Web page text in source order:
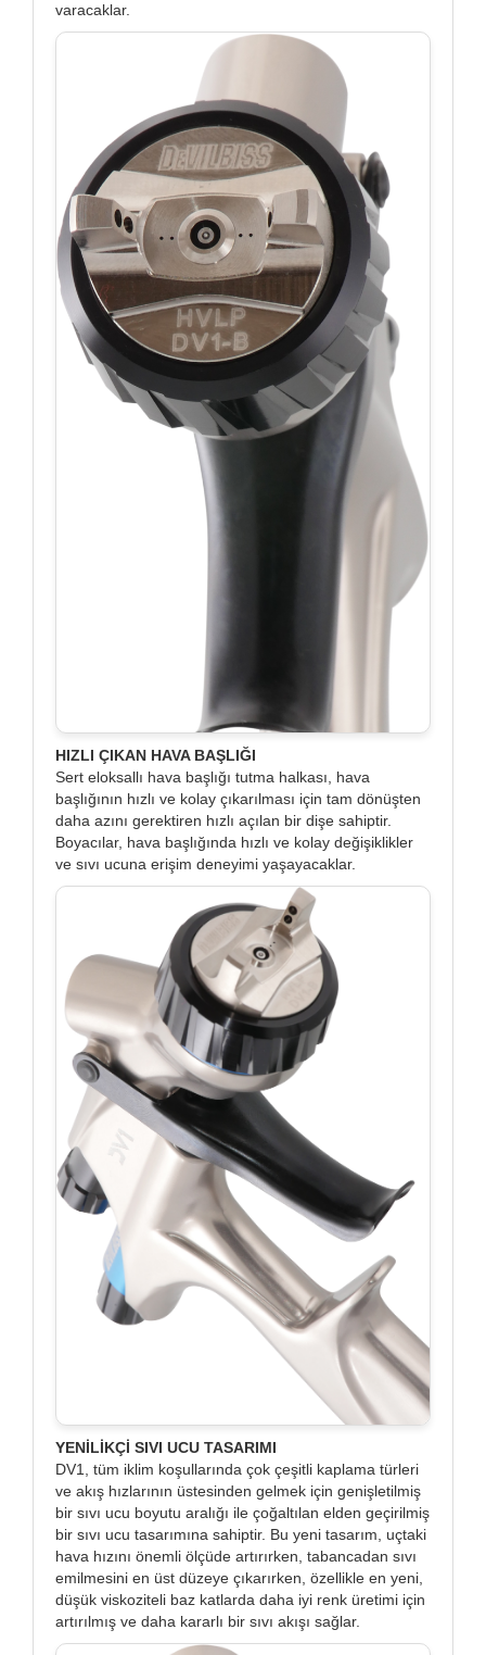
varacaklar.
HIZLI ÇIKAN HAVA BAŞLIĞI
Sert eloksallı hava başlığı tutma halkası, hava
başlığının hızlı ve kolay çıkarılması için tam dönüşten
daha azını gerektiren hızlı açılan bir dişe sahiptir.
Boyacılar, hava başlığında hızlı ve kolay değişiklikler
ve sıvı ucuna erişim deneyimi yaşayacaklar.
YENİLİKÇİ SIVI UCU TASARIMI
DV1, tüm iklim koşullarında çok çeşitli kaplama türleri
ve akış hızlarının üstesinden gelmek için genişletilmiş
bir sıvı ucu boyutu aralığı ile çoğaltılan elden geçirilmiş
bir sıvı ucu tasarımına sahiptir. Bu yeni tasarım, uçtaki
hava hızını önemli ölçüde artırırken, tabancadan sıvı
emilmesini en üst düzeye çıkarırken, özellikle en yeni,
düşük viskoziteli baz katlarda daha iyi renk üretimi için
artırılmış ve daha kararlı bir sıvı akışı sağlar.